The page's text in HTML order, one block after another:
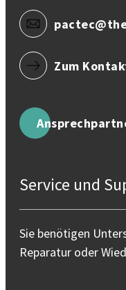
Zum
Service und
Sie benötigen
Reparatur oder